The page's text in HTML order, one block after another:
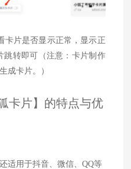
卡片是否显示正常，显示正
跳转即可（注意：卡片制作
成卡片。）
卡片】的特点与优
适用于抖音、微信、QQ等